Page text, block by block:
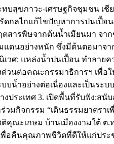
สุขภาวะ-เศรษฐกิจชุมชน เชี
ดกลไกแก้ไขปัญหาการปนเ
สารพิษจากต้นน้ำเมียนมา จ
ดนอย่างหนัก ซึ่งมีต้นตอมาจ
วศ: แหล่งน้ำปนเปื้อน ทำลา
นต่อคณะกรรมาธิการฯ เพื่อ
น้ำอย่างต่อเนื่องและเป็นระ
ประเทศ 3. เปิดพื้นที่รับฟัง:
กิจกรรม “เดินธรรมยาตรา
คุณะเกษม บ้านเมืองงามใต้
พื่อคืนคุณภาพชีวิตที่ดีให้แก่ปร